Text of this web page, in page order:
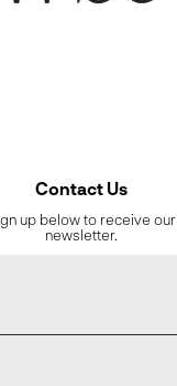
Contact Us
up below to receive our
newsletter.